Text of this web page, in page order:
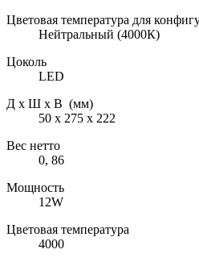
Цветовая температура для
Нейтральный (4000К)
Цоколь
LED
Д х Ш х В (мм)
50 х 275 х 222
Вес нетто
0, 86
Мощность
12W
Цветовая температура
4000